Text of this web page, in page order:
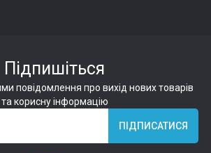
Підпишіться
повідомлення про вихід нових товарів
та корисну інформацію
ПІДПИСАТИСЯ